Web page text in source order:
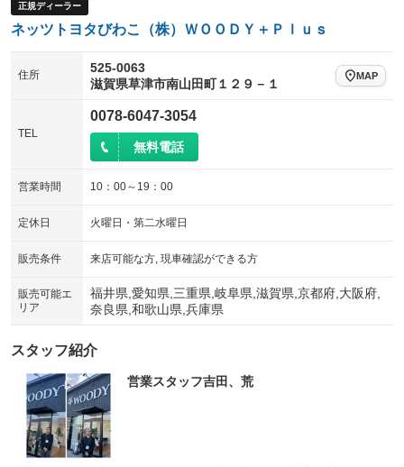
正規ディーラー
ネッツトヨタびわこ（株）ＷＯＯＤＹ＋Ｐｌｕｓ
住所
525-0063
滋賀県草津市南山田町１２９－１
MAP
TEL
0078-6047-3054
無料電話
営業時間 10：00～19：00
定休日 火曜日・第二水曜日
販売条件 来店可能な方, 現車確認ができる方
販売可能エ
リア
福井県,愛知県,三重県,岐阜県,滋賀県,京都府,大阪府,
奈良県,和歌山県,兵庫県
スタッフ紹介
営業スタッフ吉田、荒